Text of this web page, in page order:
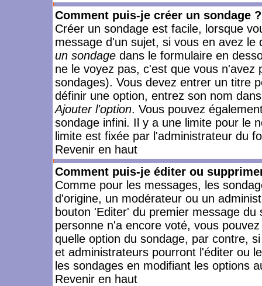
Comment puis-je créer un sondage ?
Créer un sondage est facile, lorsque
message d'un sujet, si vous en avez
un sondage dans le formulaire en
ne le voyez pas, c'est que vous
sondages). Vous devez entrer un titre
définir une option, entrez son nom
Ajouter l'option. Vous pouvez
sondage infini. Il y a une limite pour le
limite est fixée par l'administrateur du
Revenir en haut
Comment puis-je éditer ou
Comme pour les messages, les
d'origine, un modérateur ou un
bouton 'Editer' du premier message
personne n'a encore voté, vous
quelle option du sondage, par contre,
et administrateurs pourront l'éditer ou
les sondages en modifiant les options
Revenir en haut